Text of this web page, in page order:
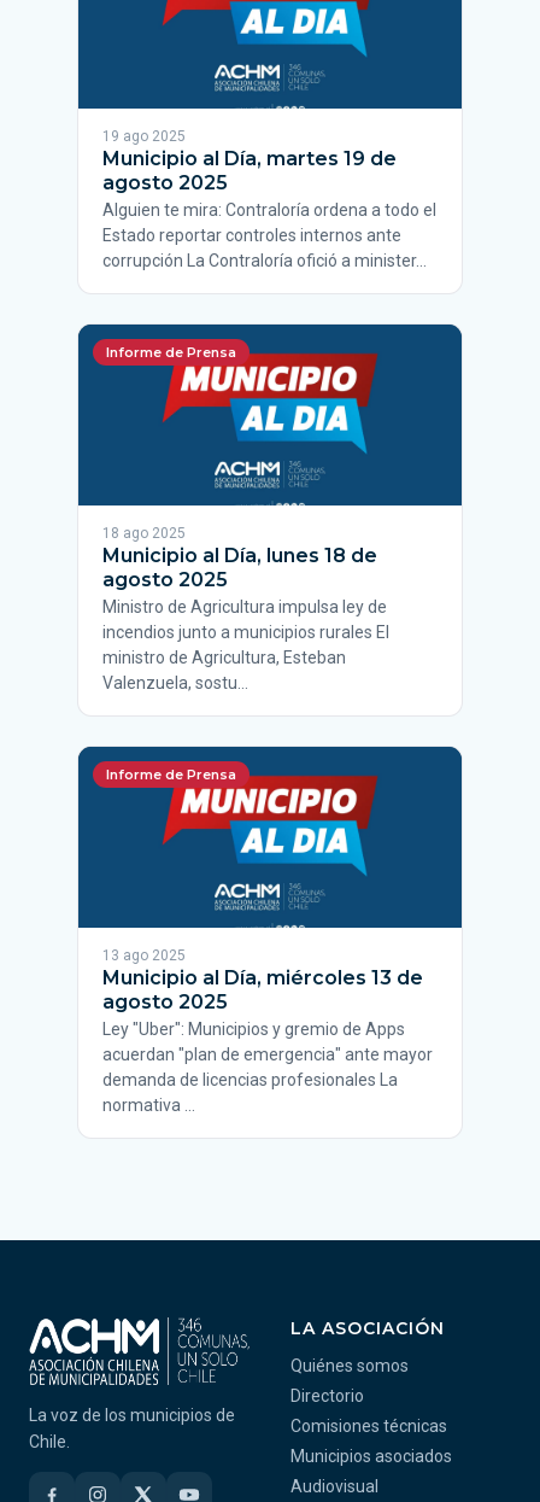
19 ago 2025
Municipio al Día, martes 19 de
agosto 2025
Alguien te mira: Contraloría ordena a todo el
Estado reportar controles internos ante
corrupción La Contraloría ofició a minister…
Informe de Prensa
18 ago 2025
Municipio al Día, lunes 18 de
agosto 2025
Ministro de Agricultura impulsa ley de
incendios junto a municipios rurales El
ministro de Agricultura, Esteban
Valenzuela, sostu…
Informe de Prensa
13 ago 2025
Municipio al Día, miércoles 13 de
agosto 2025
Ley "Uber": Municipios y gremio de Apps
acuerdan "plan de emergencia" ante mayor
demanda de licencias profesionales La
normativa …
La voz de los municipios de
Chile.
LA ASOCIACIÓN
Quiénes somos
Directorio
Comisiones técnicas
Municipios asociados
Audiovisual